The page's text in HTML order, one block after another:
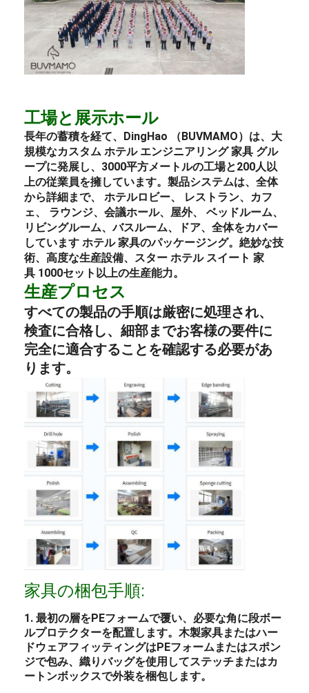
工場と展示ホール
長年の蓄積を経て、DingHao （BUVMAMO）は、大
規模なカスタムホテルエンジニアリング家具 グル
ープに発展し、3000平方メートルの工場と200人以
上の従業員を擁しています。製品システムは、全体
から詳細まで、ホテルロビー、 レストラン、カフ
ェ、 ラウンジ、会議ホール、屋外、ベッドルーム、
リビングルーム、バスルーム、ドア、全体をカバー
していますホテル家具のパッケージング。絶妙な技
術、高度な生産設備、スターホテルスイート家
具 1000セット以上の生産能力。
生産プロセス
すべての製品の手順は厳密に処理され、
検査に合格し、細部までお客様の要件に
完全に適合することを確認する必要があ
ります。
家具の梱包手順:
1. 最初の層をPEフォームで覆い、必要な角に段ボー
ルプロテクターを配置します。木製家具またはハー
ドウェアフィッティングはPEフォームまたはスポン
ジで包み、織りバッグを使用してステッチまたはカ
ートンボックスで外装を梱包します。